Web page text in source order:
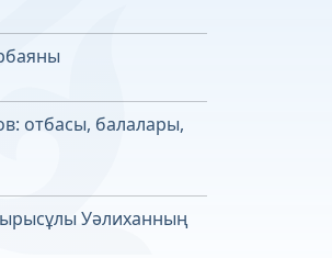
отбасы, балалары,
Уәлиханның